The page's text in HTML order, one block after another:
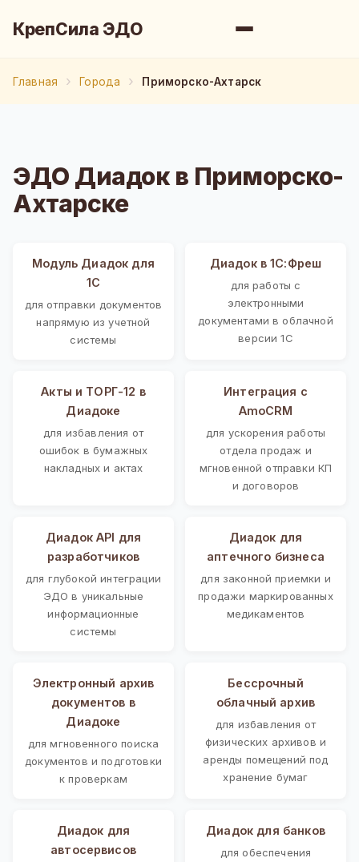
КрепСила ЭДО
Главная Города Приморско-Ахтарск
ЭДО Диадок в Приморско-
Ахтарске
Модуль Диадок для
1С
для отправки документов
напрямую из учетной
системы
Диадок в 1С:Фреш
для работы с
электронными
документами в облачной
версии 1С
Акты и ТОРГ-12 в
Диадоке
для избавления от
ошибок в бумажных
накладных и актах
Интеграция с
AmoCRM
для ускорения работы
отдела продаж и
мгновенной отправки КП
и договоров
Диадок API для
разработчиков
для глубокой интеграции
ЭДО в уникальные
информационные
системы
Диадок для
аптечного бизнеса
для законной приемки и
продажи маркированных
медикаментов
Электронный архив
документов в
Диадоке
для мгновенного поиска
документов и подготовки
к проверкам
Бессрочный
облачный архив
для избавления от
физических архивов и
аренды помещений под
хранение бумаг
Диадок для
автосервисов
Диадок для банков
для обеспечения